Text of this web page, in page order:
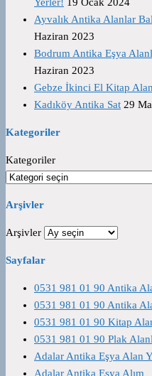
Ayvalık Antika Alanlar
Haziran 2023
Bodrum Antika Eşya
Haziran 2023
Gebze İkinci El Kitap
Kadıköy Antika Sat 29
Kategoriler
Kategoriler
Arşivler
Arşivler
Sayfalar
0531 981 01 90 Antika
0531 981 01 90 Antika
0531 981 01 90 Kitap
0531 981 01 90 Plak
Adalar Antika Eşya Alan
Adalar Antika Eşya Alım